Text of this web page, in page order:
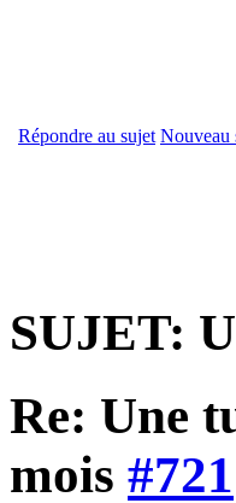
Répondre au sujet Nouveau
SUJET:
Re: Une
mois #721